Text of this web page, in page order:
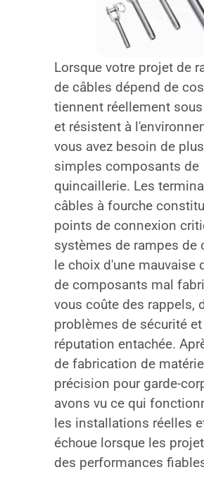
Lorsque votre projet de
de câbles dépend de
tiennent réellement
et résistent à
vous avez besoin de
simples composants de
quincaillerie. Les
câbles à fourche
points de connexion
systèmes de rampes de
le choix d'une mauvaise
de composants mal
vous coûte des rappels,
problèmes de sécurité
réputation entachée.
de fabrication de
précision pour garde-
avons vu ce qui
les installations réelles
échoue lorsque les
des performances